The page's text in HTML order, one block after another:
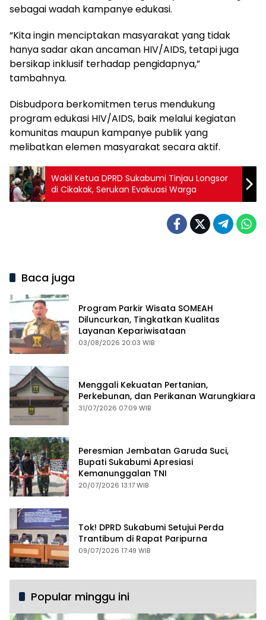
sebagai wadah kampanye edukasi.
“Kita ingin menciptakan masyarakat yang tidak
hanya sadar akan ancaman HIV/AIDS, tetapi juga
bersikap inklusif terhadap pengidapnya,”
tambahnya.
Disbudpora berkomitmen terus mendukung
program edukasi HIV/AIDS, baik melalui kegiatan
komunitas maupun kampanye publik yang
melibatkan elemen masyarakat secara aktif.
Wakil Ketua DPRD Sukabumi Tinjau Longsor
di Cikakak, Serukan Evakuasi Warga
Baca juga
Program Parkir Wisata SOMEAH
Diluncurkan, Tingkatkan Kualitas
Layanan Kepariwisataan
03/08/2026 20:03 WIB
Menggali Kekuatan Pertanian,
Perkebunan, dan Perikanan Warungkiara
31/07/2026 07:09 WIB
Peresmian Jembatan Garuda Suci,
Bupati Sukabumi Apresiasi
Kemanunggalan TNI
20/07/2026 13:17 WIB
Tok! DPRD Sukabumi Setujui Perda
Trantibum di Rapat Paripurna
09/07/2026 17:49 WIB
Popular minggu ini